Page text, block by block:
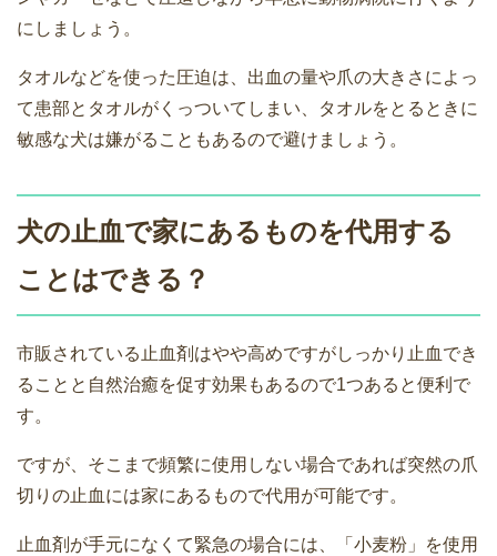
にしましょう。
タオルなどを使った圧迫は、出血の量や爪の大きさによっ
て患部とタオルがくっついてしまい、タオルをとるときに
敏感な犬は嫌がることもあるので避けましょう。
犬の止血で家にあるものを代用する
ことはできる？
市販されている止血剤はやや高めですがしっかり止血でき
ることと自然治癒を促す効果もあるので1つあると便利で
す。
ですが、そこまで頻繁に使用しない場合であれば突然の爪
切りの止血には家にあるもので代用が可能です。
止血剤が手元になくて緊急の場合には、「小麦粉」を使用